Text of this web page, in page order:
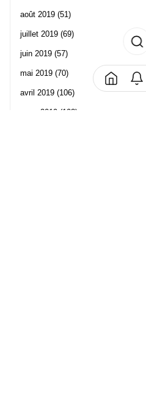
août 2019 (51)
juillet 2019 (69)
juin 2019 (57)
mai 2019 (70)
avril 2019 (106)
mars 2019 (102)